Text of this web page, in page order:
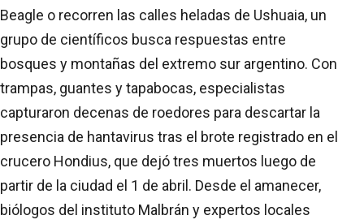
Beagle o recorren las calles heladas de Ushuaia, un
grupo de científicos busca respuestas entre
bosques y montañas del extremo sur argentino. Con
trampas, guantes y tapabocas, especialistas
capturaron decenas de roedores para descartar la
presencia de hantavirus tras el brote registrado en el
crucero Hondius, que dejó tres muertos luego de
partir de la ciudad el 1 de abril. Desde el amanecer,
biólogos del instituto Malbrán y expertos locales